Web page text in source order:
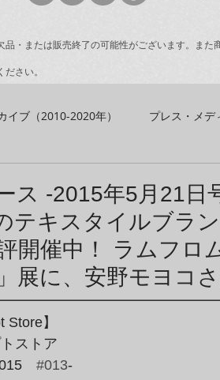
・または販売終了の可能性がございます。また
さい。
イブ（2010-2020年） プレス・メデ
ス -2015年5月21日
テキスタイルブラ
開催中！ ラムフロ
展に、安野モヨコ
】
ストア
#013-